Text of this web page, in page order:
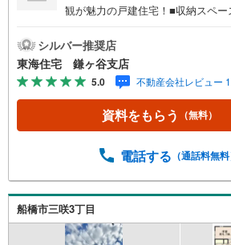
観が魅力の戸建住宅！■収納スペ
落なタイルアプローチ■住宅ご購入
どお気軽にお問合せください！頭
ポート！●自己資金が少ない方・自
不安のある方、お借入れのある方
中！○○現地見学・ご来店（事前
時間/9:30～18:30営業時間中はお
地物件見学（60分～）■物件探し
のご説明（60分～）■その他のご
お客様のお時間のご都合に合わせ
す。明るい時間に内見をして詳し
ど臨機応変ご対応させて頂きます。
シルバー推奨店
東海住宅 鎌ヶ谷支店
5.0 不動産会社レビュー
資料をもらう （無料）
電話する （通話料無料
船橋市三咲3丁目